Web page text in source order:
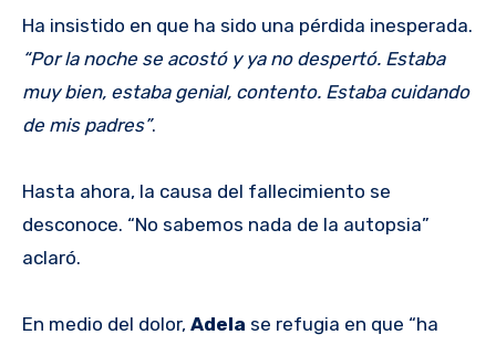
Ha insistido en que ha sido una pérdida inesperada.
“Por la noche se acostó y ya no despertó. Estaba
muy bien, estaba genial, contento. Estaba cuidando
de mis padres”.
Hasta ahora, la causa del fallecimiento se
desconoce. “No sabemos nada de la autopsia”
aclaró.
En medio del dolor, Adela se refugia en que “ha